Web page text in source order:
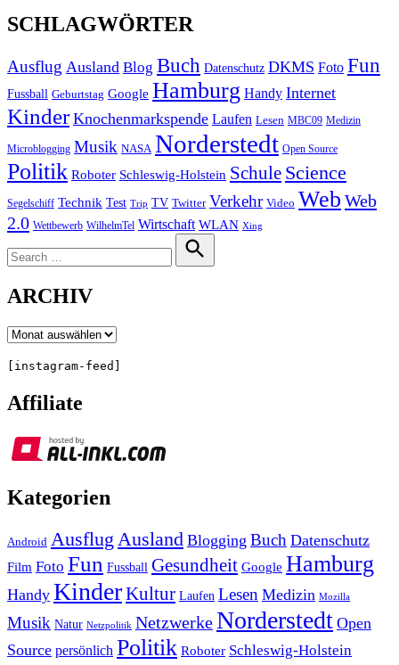
SCHLAGWÖRTER
Ausflug Ausland Blog Buch Datenschutz DKMS Foto Fun
Fussball Geburtstag Google Hamburg Handy Internet
Kinder Knochenmarkspende Laufen Lesen MBC09 Medizin
Microblogging Musik NASA Norderstedt Open Source
Politik Roboter Schleswig-Holstein Schule Science
Segelschiff Technik Test Trip TV Twitter Verkehr Video Web Web
2.0 Wettbewerb WilhelmTel Wirtschaft WLAN Xing
for:
Search
ARCHIV
Archiv
[instagram-feed]
Affiliate
Kategorien
Android Ausflug Ausland Blogging Buch Datenschutz
Film Foto Fun Fussball Gesundheit Google Hamburg
Handy KinderKultur Laufen Lesen Medizin Mozilla
Musik Natur Netzpolitik NetzwerkeNorderstedt Open
Source persönlich Politik Roboter Schleswig-Holstein